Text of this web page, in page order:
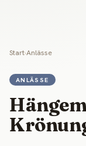
Start›Anlässe
ANLÄSSE